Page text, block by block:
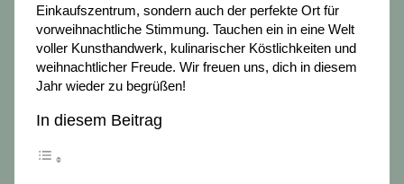
Einkaufszentrum, sondern auch der perfekte Ort für
vorweihnachtliche Stimmung. Tauchen ein in eine Welt
voller Kunsthandwerk, kulinarischer Köstlichkeiten und
weihnachtlicher Freude. Wir freuen uns, dich in diesem
Jahr wieder zu begrüßen!
In diesem Beitrag